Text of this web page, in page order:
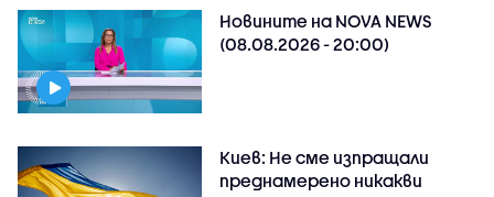
Новините на NOVA NEWS
(08.08.2026 - 20:00)
Киев: Не сме изпращали
преднамерено никакви